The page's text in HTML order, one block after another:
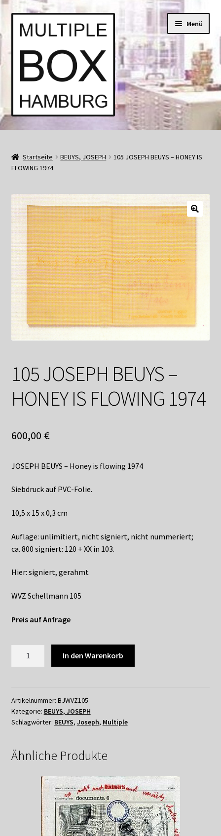
Zur
Navigation
Springe
zum
Menü
Start
AGB
Bücher und Kataloge
Datenschutzerklärung
Impressum
Kasse
Linkliste
Mein Konto
Newsletter
Shop
Suchservice
Versandkosten / Lieferung
Widerrufsbelehrung
Zahlungsarten
Startseite BEUYS, JOSEPH
105 JOSEPH BEUYS – HONEY IS
FLOWING 1974
105 JOSEPH BEUYS –
HONEY IS FLOWING 1974
600,00 €
JOSEPH BEUYS – Honey is flowing 1974
Siebdruck auf PVC-Folie.
10,5 x 15 x 0,3 cm
Auflage: unlimitiert, nicht signiert, nicht nummeriert;
ca. 800 signiert: 120 + XX in 103.
Hier: signiert, gerahmt
WVZ Schellmann 105
Preis auf Anfrage
HONEY
IS
FLOWING
Menge
In den Warenkorb
Artikelnummer: BJWVZ105
Kategorie: BEUYS, JOSEPH
Schlagwörter: BEUYS, Joseph, Multiple
Ähnliche Produkte